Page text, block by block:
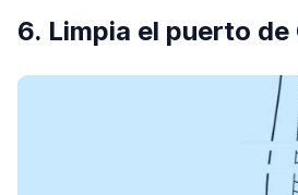
6. Limpia el puerto de